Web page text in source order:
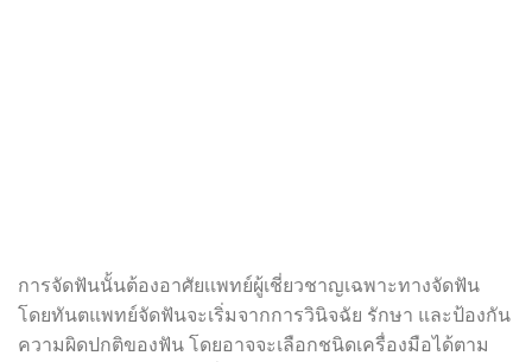
การจัดฟันนั้นต้องอาศัยเเพทย์ผู้เชี่ยวชาญเฉพาะทางจัดฟัน
โดยทันตแพทย์จัดฟันจะเริ่มจากการวินิจฉัย รักษา และป้องกัน
ความผิดปกติของฟัน โดยอาจจะเลือกชนิดเครื่องมือได้ตาม